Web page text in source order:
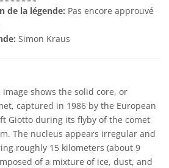
de la légende: Pas encore approuvé
Simon Kraus
image shows the solid core, or
captured in 1986 by the European
Giotto during its flyby of the comet
The nucleus appears irregular and
roughly 15 kilometers (about 9
of a mixture of ice, dust, and